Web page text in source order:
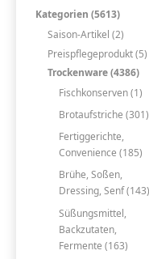
Kategorien (5613)
Saison-Artikel (2)
Preispflegeprodukt (5)
Trockenware (4386)
Fischkonserven (1)
Brotaufstriche (301)
Fertiggerichte,
Convenience (185)
Brühe, Soßen,
Dressing, Senf (143)
Süßungsmittel,
Backzutaten,
Fermente (163)